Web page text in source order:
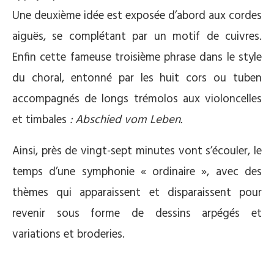
Une deuxième idée est exposée d’abord aux cordes
aiguës, se complétant par un motif de cuivres.
Enfin cette fameuse troisième phrase dans le style
du choral, entonné par les huit cors ou tuben
accompagnés de longs trémolos aux violoncelles
et timbales : Abschied vom Leben.
Ainsi, près de vingt-sept minutes vont s’écouler, le
temps d’une symphonie « ordinaire », avec des
thèmes qui apparaissent et disparaissent pour
revenir sous forme de dessins arpégés et
variations et broderies.